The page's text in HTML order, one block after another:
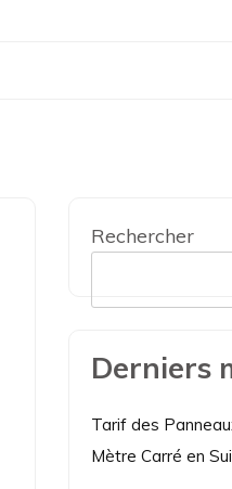
Rechercher
Derniers
Tarif des
Mètre Carré en